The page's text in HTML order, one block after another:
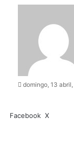
domingo, 13
Facebook X